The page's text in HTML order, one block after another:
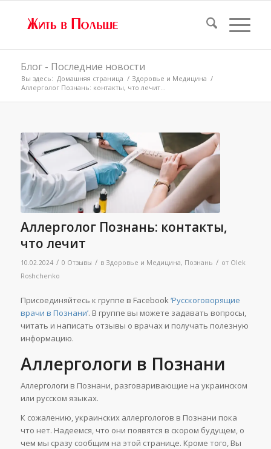
Блог - Последние новости
Вы здесь: Домашняя страница / Здоровье и Медицина /
Аллерголог Познань: контакты, что лечит...
Аллерголог Познань: контакты,
что лечит
10.02.2024 / 0 Отзывы / в Здоровье и Медицина, Познань / от Olek
Roshchenko
Присоединяйтесь к группе в Facebook‘Русскоговорящие
врачи в Познани’. В группе вы можете задавать вопросы,
читать и написать отзывы о врачах и получать полезную
информацию.
Аллергологи в Познани
Аллергологи в Познани, разговаривающие на украинском
или русском языках.
К сожалению, украинских аллергологов в Познани пока
что нет. Надеемся, что они появятся в скором будущем, о
чем мы сразу сообщим на этой странице. Кроме того, Вы